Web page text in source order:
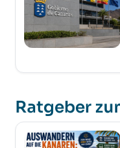
Ratgeber